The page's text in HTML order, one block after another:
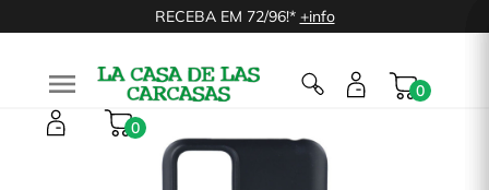
RECEBA EM 72/96!* +info

0
0